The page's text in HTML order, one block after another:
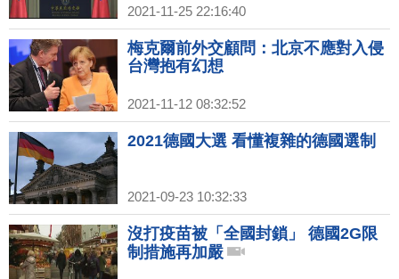
2021-11-25 22:16:40
梅克爾前外交顧問：北京不應對入侵
台灣抱有幻想
2021-11-12 08:32:52
2021德國大選 看懂複雜的德國選制
2021-09-23 10:32:33
沒打疫苗被「全國封鎖」 德國2G限
制措施再加嚴